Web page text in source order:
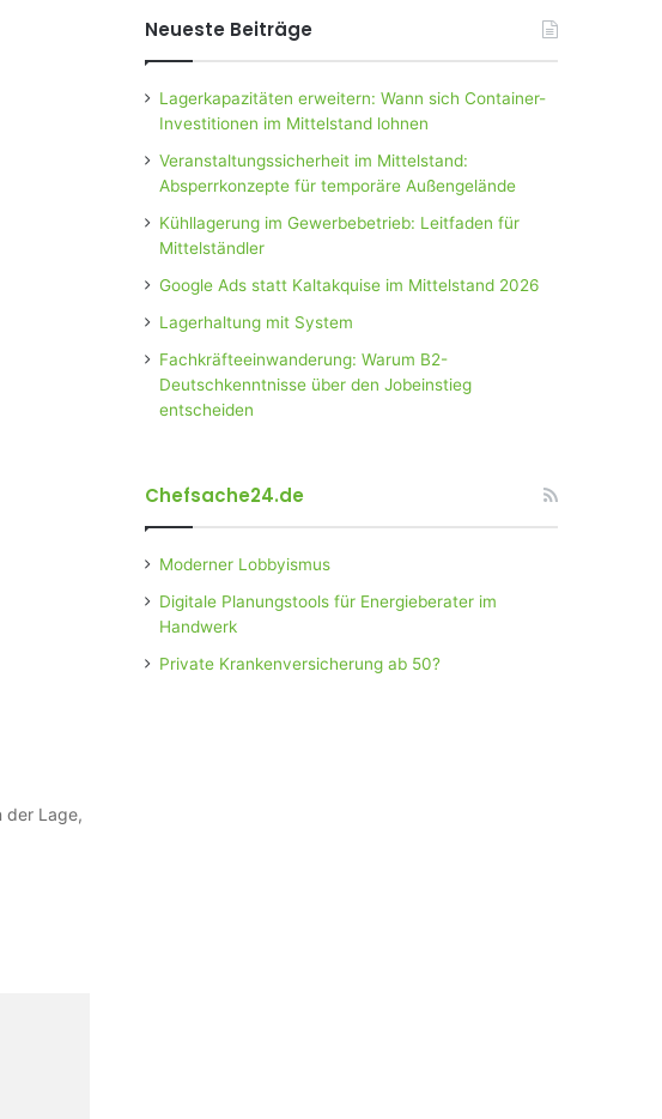
der Lage,
Neueste Beiträge
Lagerkapazitäten erweitern: Wann sich Container-
Investitionen im Mittelstand lohnen
Veranstaltungssicherheit im Mittelstand:
Absperrkonzepte für temporäre Außengelände
Kühllagerung im Gewerbebetrieb: Leitfaden für
Mittelständler
Google Ads statt Kaltakquise im Mittelstand 2026
Lagerhaltung mit System
Fachkräfteeinwanderung: Warum B2-
Deutschkenntnisse über den Jobeinstieg
entscheiden
Chefsache24.de
Moderner Lobbyismus
Digitale Planungstools für Energieberater im
Handwerk
Private Krankenversicherung ab 50?